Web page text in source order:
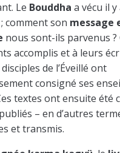
Le Bouddha a vécu il
comment son message
nous sont-ils parvenus ?
accomplis et à leurs
de l’Éveillé ont
consigné ses
textes ont ensuite été
– en d’autres
et transmis.